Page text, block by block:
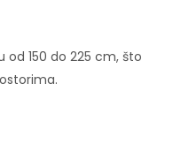
od 150 do 225 cm, što